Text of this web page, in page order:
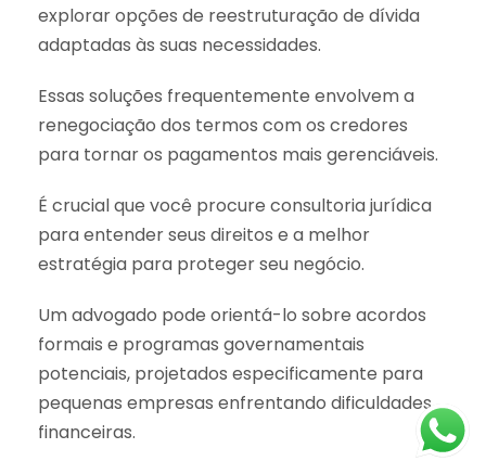
explorar opções de reestruturação de dívida
adaptadas às suas necessidades.
Essas soluções frequentemente envolvem a
renegociação dos termos com os credores
para tornar os pagamentos mais gerenciáveis.
É crucial que você procure consultoria jurídica
para entender seus direitos e a melhor
estratégia para proteger seu negócio.
Um advogado pode orientá-lo sobre acordos
formais e programas governamentais
potenciais, projetados especificamente para
pequenas empresas enfrentando dificuldades
financeiras.